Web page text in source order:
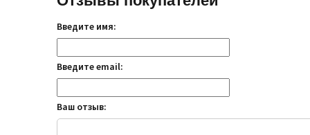
Введите имя:
Введите email:
Ваш отзыв: